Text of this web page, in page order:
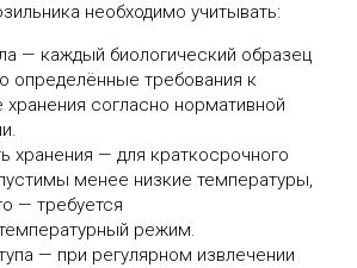
необходимо учитывать:
— каждый биологический образец
определённые требования к
хранения согласно нормативной
хранения — для краткосрочного
менее низкие температуры,
— требуется
режим.
— при регулярном извлечении